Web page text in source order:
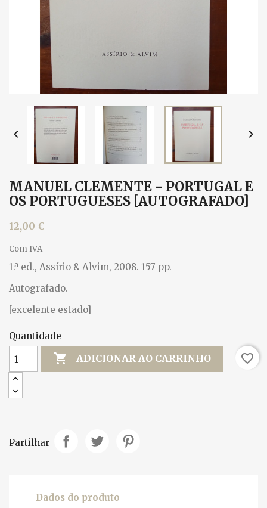
 
MANUEL CLEMENTE - PORTUGAL E
OS PORTUGUESES [AUTOGRAFADO]
12,00 €
Com IVA
1.ª ed., Assírio & Alvim, 2008. 157 pp.
Autografado.
[excelente estado]
Quantidade
 ADICIONAR AO CARRINHO favorite_border
Partilhar
Dados do produto